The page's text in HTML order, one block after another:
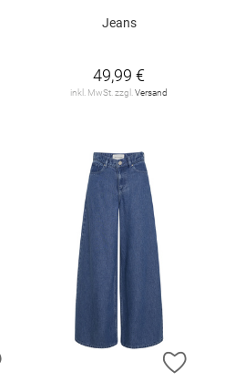
Jeans
49,99 €
inkl. MwSt. zzgl. Versand
ZUR WUNSCHLISTE HINZUFÜGEN
ZUR